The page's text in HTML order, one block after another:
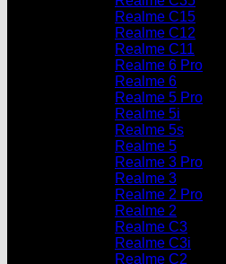
Realme C15
Realme C12
Realme C11
Realme 6 Pro
Realme 6
Realme 5 Pro
Realme 5i
Realme 5s
Realme 5
Realme 3 Pro
Realme 3
Realme 2 Pro
Realme 2
Realme C3
Realme C3i
Realme C2